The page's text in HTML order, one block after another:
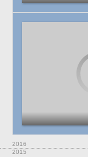
2016
2015